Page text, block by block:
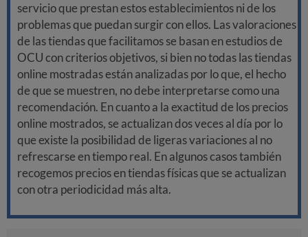
servicio que prestan estos establecimientos ni de los
problemas que puedan surgir con ellos. Las valoraciones
de las tiendas que facilitamos se basan en estudios de
OCU con criterios objetivos, si bien no todas las tiendas
online mostradas están analizadas por lo que, el hecho
de que se muestren, no debe interpretarse como una
recomendación. En cuanto a la exactitud de los precios
online mostrados, se actualizan dos veces al día por lo
que existe la posibilidad de ligeras variaciones al no
refrescarse en tiempo real. En algunos casos también
recogemos precios en tiendas físicas que se actualizan
con otra periodicidad más alta.